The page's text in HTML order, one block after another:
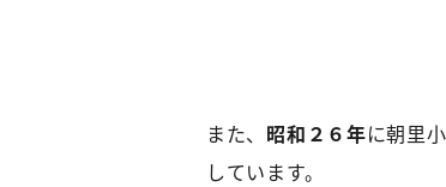
また、 昭和２６年に朝里
しています。